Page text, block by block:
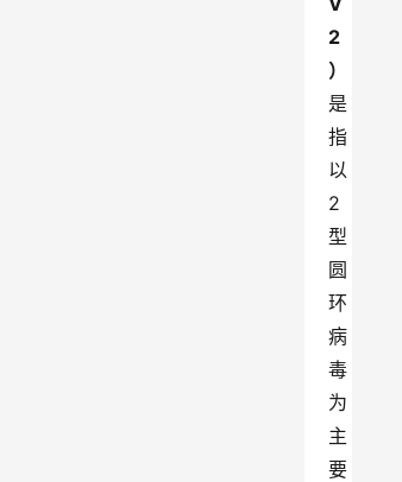
2
）
是
指
以
2
型
圆
环
病
毒
为
主
要